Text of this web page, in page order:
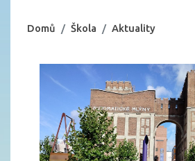
Domů Škola Aktuality